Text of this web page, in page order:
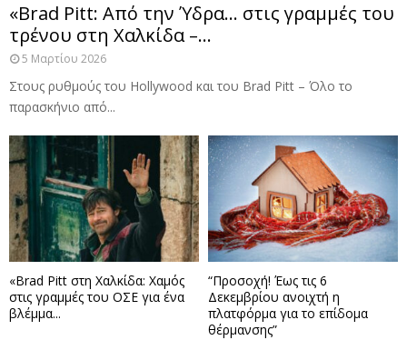
«Brad Pitt: Από την Ύδρα… στις γραμμές του
τρένου στη Χαλκίδα –...
5 Μαρτίου 2026
Στους ρυθμούς του Hollywood και του Brad Pitt – Όλο το
παρασκήνιο από...
«Brad Pitt στη Χαλκίδα: Χαμός
στις γραμμές του ΟΣΕ για ένα
βλέμμα...
“Προσοχή! Έως τις 6
Δεκεμβρίου ανοιχτή η
πλατφόρμα για το επίδομα
θέρμανσης”